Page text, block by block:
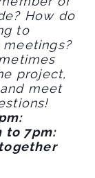
How do
to
project,
meet
to 7pm: